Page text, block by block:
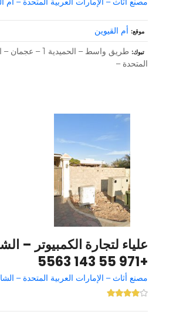
موقع أم القيوين
تبوك
طريق واسط –
المتحدة –
علياء لتجارة الكمبيوتر –
+971 55 143 5563
مصنع أثاث – الإمارات العربية المتحدة –